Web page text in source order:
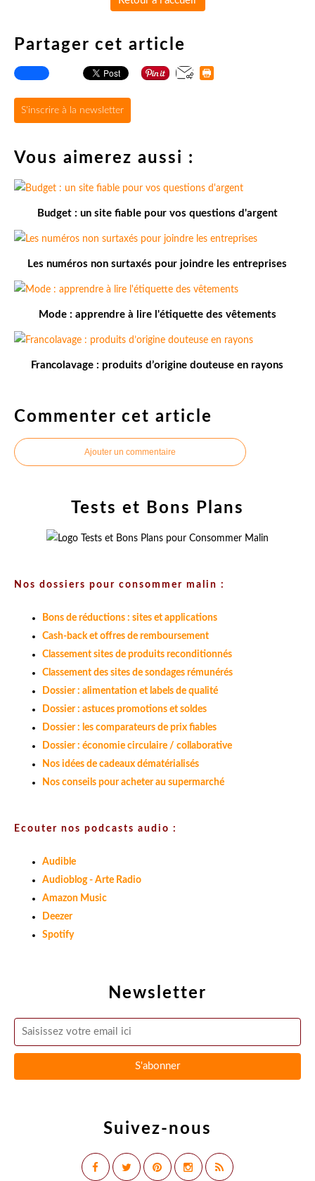
Partager cet article
S'inscrire à la newsletter
Vous aimerez aussi :
Budget : un site fiable pour vos questions d'argent
Les numéros non surtaxés pour joindre les entreprises
Mode : apprendre à lire l'étiquette des vêtements
Francolavage : produits d’origine douteuse en rayons
Commenter cet article
Ajouter un commentaire
Newsletter
Suivez-nous
Tests et Bons Plans
Nos dossiers pour consommer malin :
Bons de réductions : sites et applications
Cash-back et offres de remboursement
Classement sites de produits reconditionnés
Classement des sites de sondages rémunérés
Dossier : alimentation et labels de qualité
Dossier : astuces promotions et soldes
Dossier : les comparateurs de prix fiables
Dossier : économie circulaire / collaborative
Nos idées de cadeaux dématérialisés
Nos conseils pour acheter au supermarché
Ecouter nos podcasts audio :
Audible
Audioblog - Arte Radio
Amazon Music
Deezer
Spotify